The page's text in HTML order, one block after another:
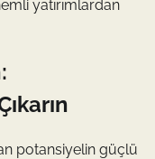
yatırımlardan
potansiyelin güçlü